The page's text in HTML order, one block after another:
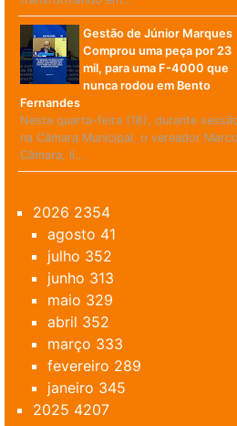
Gestão de Júnior Marques
Comprou uma peça por 23
mil, para uma F-4000 que
nunca rodou em Bento
Fernandes
Nesta quarta-feira (18), durante
na Câmara Municipal, o vereador
Câmara, lí…
2026 2354
agosto 41
julho 352
junho 313
maio 329
abril 352
março 333
fevereiro 289
janeiro 345
2025 4207